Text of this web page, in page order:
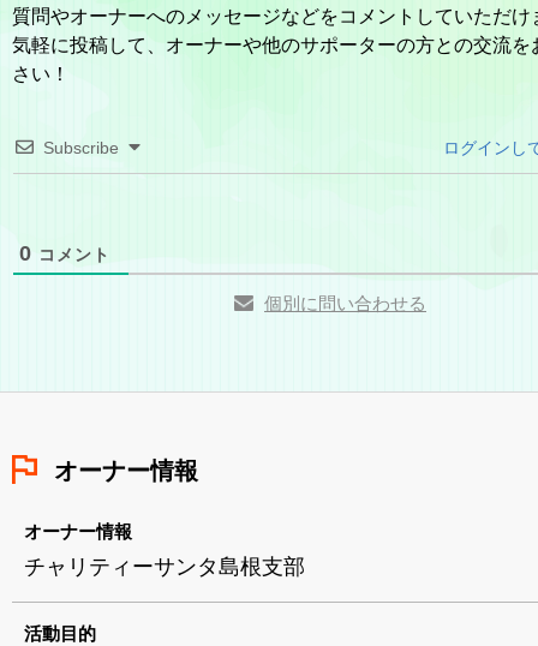
質問やオーナーへのメッセージなどをコメントしていただけ
気軽に投稿して、オーナーや他のサポーターの方との交流を
さい！
Subscribe ログインし
0 コメント
個別に問い合わせる
オーナー情報
オーナー情報
チャリティーサンタ島根支部
活動目的